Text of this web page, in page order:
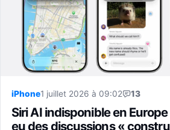
iPhone1 juillet 2026 à 09:02 13
Siri AI indisponible en
eu des discussions «